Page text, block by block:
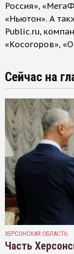
Россия»,
«Ньютон». А
Public.ru,
«Косогоров»,
Сейчас на
ХЕРСОНСКАЯ ОБЛАСТЬ
Часть